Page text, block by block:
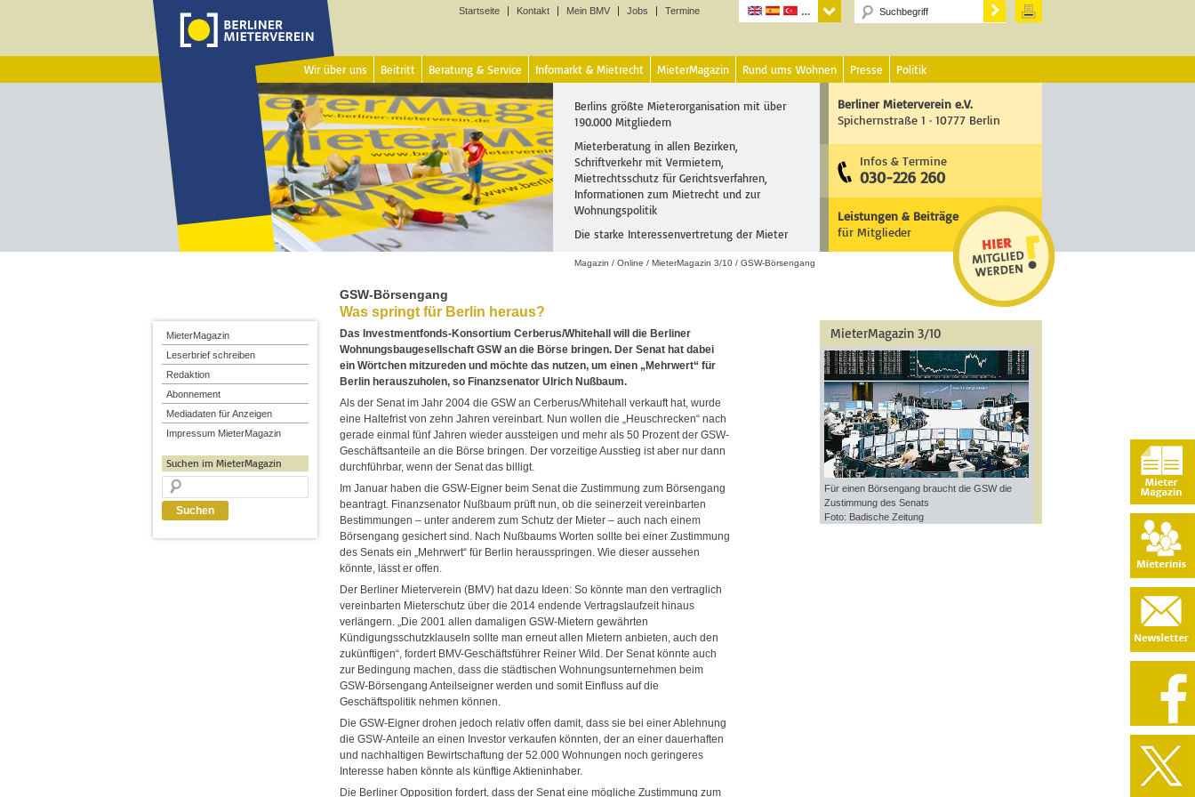
Startseite Kontakt Mein BMV Jobs Termine
Wir über uns Beitritt Beratung & Service Infomarkt & Mietrecht MieterMagazin Rund ums Wohnen Presse Politik
Berlins größte Mieterorganisation mit über
190.000 Mitgliedern
Mieterberatung in allen Bezirken,
Schriftverkehr mit Vermietern,
Mietrechtsschutz für Gerichtsverfahren,
Informationen zum Mietrecht und zur
Wohnungspolitik
Die starke Interessenvertretung der Mieter
Berliner Mieterverein e.V.
Spichernstraße 1 · 10777 Berlin
Infos & Termine
030-226 260
Leistungen & Beiträge
für Mitglieder
Magazin / Online / MieterMagazin 3/10 / GSW-Börsengang
GSW-Börsengang
Was springt für Berlin heraus?
Das Investmentfonds-Konsortium Cerberus/Whitehall will die Berliner
Wohnungsbaugesellschaft GSW an die Börse bringen. Der Senat hat dabei
ein Wörtchen mitzureden und möchte das nutzen, um einen „Mehrwert“ für
Berlin herauszuholen, so Finanzsenator Ulrich Nußbaum.
Als der Senat im Jahr 2004 die GSW an Cerberus/Whitehall verkauft hat, wurde
eine Haltefrist von zehn Jahren vereinbart. Nun wollen die „Heuschrecken“ nach
gerade einmal fünf Jahren wieder aussteigen und mehr als 50 Prozent der GSW-
Geschäftsanteile an die Börse bringen. Der vorzeitige Ausstieg ist aber nur dann
durchführbar, wenn der Senat das billigt.
Im Januar haben die GSW-Eigner beim Senat die Zustimmung zum Börsengang
beantragt. Finanzsenator Nußbaum prüft nun, ob die seinerzeit vereinbarten
Bestimmungen – unter anderem zum Schutz der Mieter – auch nach einem
Börsengang gesichert sind. Nach Nußbaums Worten sollte bei einer Zustimmung
des Senats ein „Mehrwert“ für Berlin herausspringen. Wie dieser aussehen
könnte, lässt er offen.
Der Berliner Mieterverein (BMV) hat dazu Ideen: So könnte man den vertraglich
vereinbarten Mieterschutz über die 2014 endende Vertragslaufzeit hinaus
verlängern. „Die 2001 allen damaligen GSW-Mietern gewährten
Kündigungsschutzklauseln sollte man erneut allen Mietern anbieten, auch den
zukünftigen“, fordert BMV-Geschäftsführer Reiner Wild. Der Senat könnte auch
zur Bedingung machen, dass die städtischen Wohnungsunternehmen beim
GSW-Börsengang Anteilseigner werden und somit Einfluss auf die
Geschäftspolitik nehmen können.
Die GSW-Eigner drohen jedoch relativ offen damit, dass sie bei einer Ablehnung
die GSW-Anteile an einen Investor verkaufen könnten, der an einer dauerhaften
und nachhaltigen Bewirtschaftung der 52.000 Wohnungen noch geringeres
Interesse haben könnte als künftige Aktieninhaber.
Die Berliner Opposition fordert, dass der Senat eine mögliche Zustimmung zum
MieterMagazin 3/10
Für einen Börsengang braucht die GSW die
Zustimmung des Senats
Foto: Badische Zeitung
MieterMagazin
Leserbrief schreiben
Redaktion
Abonnement
Mediadaten für Anzeigen
Impressum MieterMagazin
Suchen im MieterMagazin